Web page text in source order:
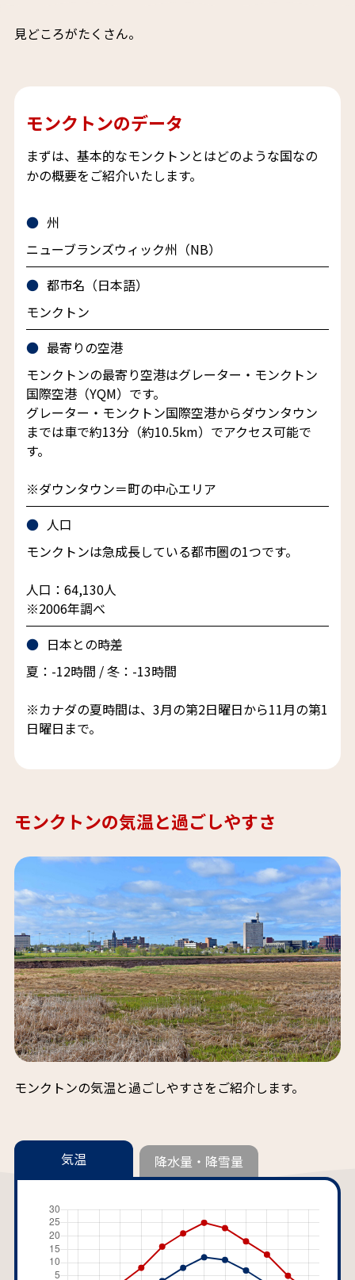
見どころがたくさん。
モンクトンのデータ
まずは、基本的なモンクトンとはどのような国なの
かの概要をご紹介いたします。
州
ニューブランズウィック州（NB）
都市名（日本語）
モンクトン
最寄りの空港
モンクトンの最寄り空港はグレーター・モンクトン
国際空港（YQM）です。
グレーター・モンクトン国際空港からダウンタウン
までは車で約13分（約10.5km）でアクセス可能で
す。
※ダウンタウン＝町の中心エリア
人口
モンクトンは急成長している都市圏の1つです。
人口：64,130人
※2006年調べ
日本との時差
夏：-12時間 / 冬：-13時間
※カナダの夏時間は、3月の第2日曜日から11月の第1
日曜日まで。
モンクトンの気温と過ごしやすさ
モンクトンの気温と過ごしやすさをご紹介します。
気温 降水量・降雪量